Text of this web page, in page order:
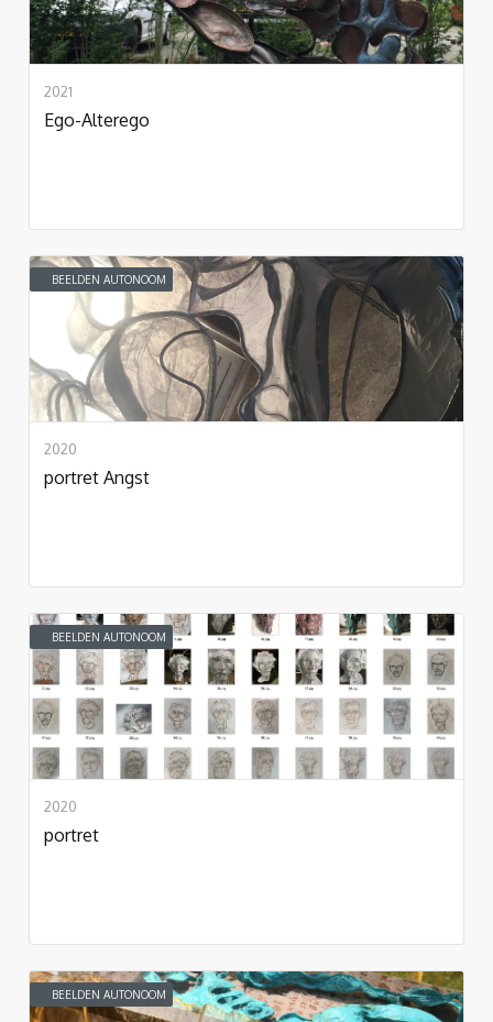
2021
Ego-Alterego
BEELDEN AUTONOOM
2020
portret Angst
BEELDEN AUTONOOM
2020
portret
BEELDEN AUTONOOM